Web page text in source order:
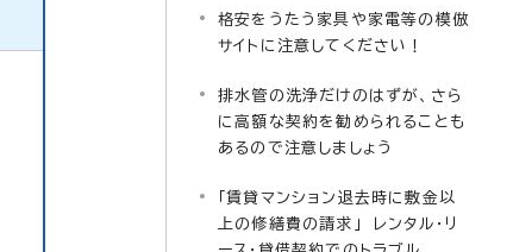
格安をうたう家具や家電等の模倣
サイトに注意してください！
排水管の洗浄だけのはずが、さら
に高額な契約を勧められることも
あるので注意しましょう
「賃貸マンション退去時に敷金以
上の修繕費の請求」 レンタル・リ